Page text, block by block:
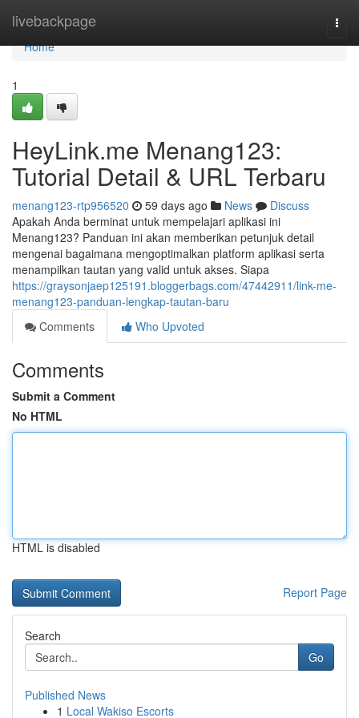
livebackpage
Home
Home
1
HeyLink.me Menang123:
Tutorial Detail & URL Terbaru
menang123-rtp956520 59 days ago News
Discuss
Apakah Anda berminat untuk mempelajari aplikasi ini
Menang123? Panduan ini akan memberikan petunjuk detail
mengenai bagaimana mengoptimalkan platform aplikasi serta
menampilkan tautan yang valid untuk akses. Siapa
https://graysonjaep125191.bloggerbags.com/47442911/link-me-
menang123-panduan-lengkap-tautan-baru
Comments
Who Upvoted
Comments
Submit a Comment
No HTML
HTML is disabled
Report Page
Search
Go
Published News
1 Local Wakiso Escorts